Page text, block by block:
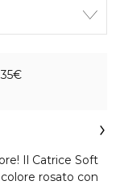
Il Catrice Soft
rosato con